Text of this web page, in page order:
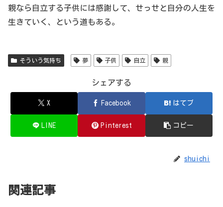
親なら自立する子供には感謝して、せっせと自分の人生を
生きていく、という道もある。
そういう気持ち 夢 子供 自立 親
シェアする
X Facebook はてブ
LINE Pinterest コピー
shuichi
関連記事